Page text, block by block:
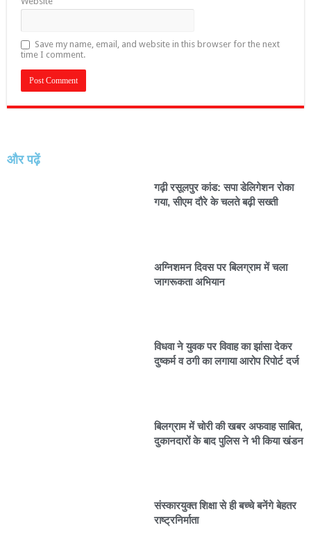
Save my name, email, and website in this browser for the next
time I comment.
और पढ़ें
गढ़ी रसूलपुर कांड: सपा डेलिगेशन रोका
गया, सीएम दौरे के चलते बढ़ी सख्ती
अग्निशमन दिवस पर बिलग्राम में चला
जागरूकता अभियान
विधवा ने युवक पर विवाह का झांसा देकर
दुष्कर्म व ठगी का लगाया आरोप रिपोर्ट दर्ज
बिलग्राम में चोरी की खबर अफवाह साबित,
दुकानदारों के बाद पुलिस ने भी किया खंडन
संस्कारयुक्त शिक्षा से ही बच्चे बनेंगे बेहतर
राष्ट्रनिर्माता